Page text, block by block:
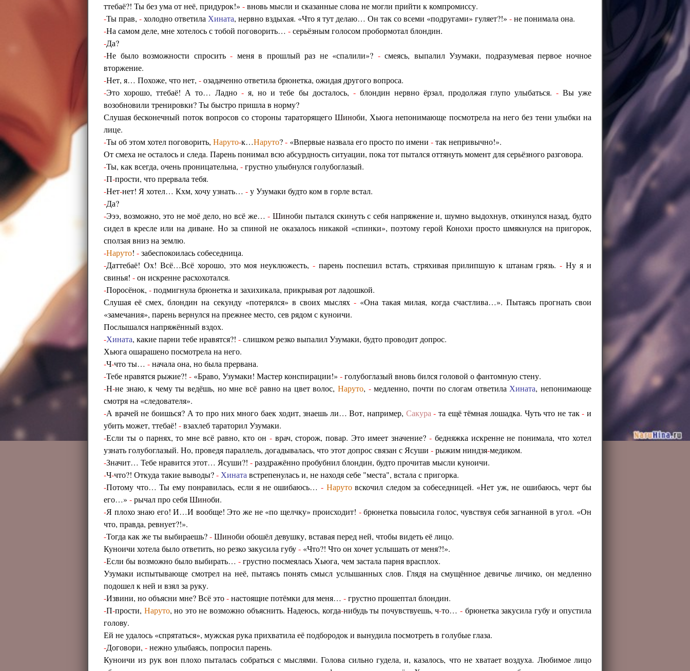
ттебаё?! Ты без ума от неё, придурок!» -вновь мысли и сказанные слова не могли прийти к компромиссу.
-Ты прав, -холодно ответила Хината, нервно вздыхая. «Что я тут делаю… Он так со всеми «подругами» гуляет?!» -не понимала она.
-На самом деле, мне хотелось с тобой поговорить… -серьёзным голосом пробормотал блондин.
-Да?
-Не было возможности спросить- меня в прошлый раз не «спалили»? -смеясь, выпалил Узумаки, подразумевая первое ночное
вторжение.
-Нет, я… Похоже, что нет, -озадаченно ответила брюнетка, ожидая другого вопроса.
-Это хорошо, ттебаё! А то… Ладно- я, но и тебе бы досталось, -блондин нервно ёрзал, продолжая глупо улыбаться. -Вы уже
возобновили тренировки? Ты быстро пришла в норму?
Слушая бесконечный поток вопросов со стороны тараторящего Шиноби, Хьюга непонимающе посмотрела на него без тени улыбки на
лице.
-Ты об этом хотел поговорить, Наруто-к…Наруто?- «Впервые назвала его просто по имени -так непривычно!».
От смеха не осталось и следа. Парень понимал всю абсурдность ситуации, пока тот пытался оттянуть момент для серьёзного разговора.
-Ты, как всегда, очень проницательна, -грустно улыбнулся голубоглазый.
-П-прости, что прервала тебя.
-Нет-нет! Я хотел… Кхм, хочу узнать… -у Узумаки будто ком в горле встал.
-Да?
-Эээ, возможно, это не моё дело, но всё же…- Шиноби пытался скинуть с себя напряжение и, шумно выдохнув, откинулся назад, будто
сидел в кресле или на диване. Но за спиной не оказалось никакой «спинки», поэтому герой Конохи просто шмякнулся на пригорок,
сползая вниз на землю.
-Наруто! -забеспокоилась собеседница.
-Даттебаё! Ох! Всё…Всё хорошо, это моя неуклюжесть,- парень поспешил встать, стряхивая прилипшую к штанам грязь.- Ну я и
свинья! -он искренне расхохотался.
-Поросёнок, -подмигнула брюнетка и захихикала, прикрывая рот ладошкой.
Слушая её смех, блондин на секунду «потерялся» в своих мыслях- «Она такая милая, когда счастлива…». Пытаясь прогнать свои
«замечания», парень вернулся на прежнее место, сев рядом с куноичи.
Послышался напряжённый вздох.
-Хината, какие парни тебе нравятся?! -слишком резко выпалил Узумаки, будто проводит допрос.
Хьюга ошарашено посмотрела на него.
-Ч-что ты… -начала она, но была прервана.
-Тебе нравятся рыжие?! - «Браво, Узумаки! Мастер конспирации!» -голубоглазый вновь бился головой о фантомную стену.
-Н-не знаю, к чему ты ведёшь, но мне всё равно на цвет волос,Наруто, -медленно, почти по слогам ответила Хината, непонимающе
смотря на «следователя».
-А врачей не боишься? А то про них много баек ходит, знаешь ли… Вот, например, Сакура - та ещё тёмная лошадка. Чуть что не так- и
убить может, ттебаё! -взахлеб тараторил Узумаки.
-Если ты о парнях, то мне всё равно, кто он -врач, сторож, повар. Это имеет значение? -бедняжка искренне не понимала, что хотел
узнать голубоглазый. Но, проведя параллель, догадывалась, что этот допрос связан с Ясуши -рыжим ниндзя-медиком.
-Значит… Тебе нравится этот… Ясуши?! -раздражённо пробубнил блондин, будто прочитав мысли куноичи.
-Ч-что?! Откуда такие выводы?- Хината встрепенулась и, не находя себе "места", встала с пригорка.
-Потому что… Ты ему понравилась, если я не ошибаюсь… - Нарутовскочил следом за собеседницей. «Нет уж, не ошибаюсь, черт бы
его…» -рычал про себяШиноби.
-Я плохо знаю его! И…И вообще! Это же не «по щелчку» происходит! -брюнетка повысила голос, чувствуя себя загнанной в угол. «Он
что, правда, ревнует?!».
-Тогда как же ты выбираешь?-Шиноби обошёл девушку, вставая перед ней, чтобы видеть её лицо.
Куноичи хотела было ответить, но резко закусила губу- «Что?! Что он хочет услышать от меня?!».
-Если бы возможно было выбирать… -грустно посмеялась Хьюга, чем застала парня врасплох.
Узумаки испытывающе смотрел на неё, пытаясь понять смысл услышанных слов. Глядя на смущённое девичье личико, он медленно
подошел к ней и взял за руку.
-Извини, но объясни мне? Всё это-настоящие потёмки для меня… -грустно прошептал блондин.
-П-прости, Наруто, но это не возможно объяснить. Надеюсь, когда-нибудь ты почувствуешь, ч-то…- брюнетка закусила губу и опустила
голову.
Ей не удалось «спрятаться», мужская рука прихватила её подбородок и вынудила посмотреть в голубые глаза.
-Договори, -нежно улыбаясь, попросил парень.
Куноичи из рук вон плохо пыталась собраться с мыслями. Голова сильно гудела, и, казалось, что не хватает воздуха. Любимое лицо